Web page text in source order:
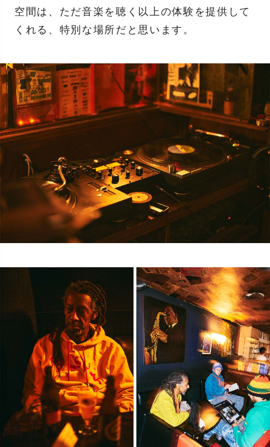
空間は、ただ音楽を聴く以上の体験を提供して
くれる、特別な場所だと思います。